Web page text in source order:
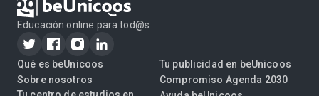
Educación online para tod@s
Qué es beUnicoos
Sobre nosotros
Tu publicidad en beUnicoos
Compromiso Agenda 2030